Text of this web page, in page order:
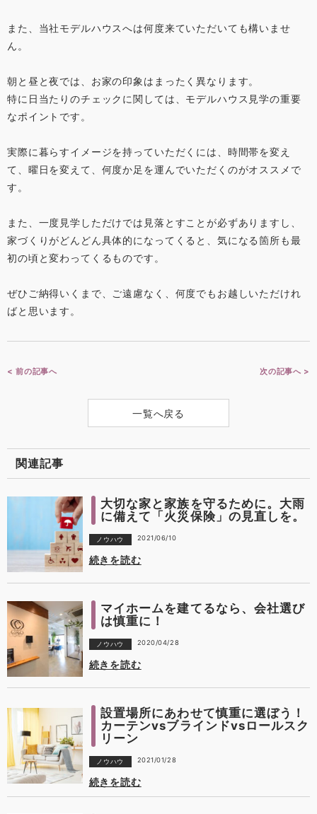
また、当社モデルハウスへは何度来ていただいても構いませ
ん。
朝と昼と夜では、お家の印象はまったく異なります。
特に日当たりのチェックに関しては、モデルハウス見学の重要
なポイントです。
実際に暮らすイメージを持っていただくには、時間帯を変え
て、曜日を変えて、何度か足を運んでいただくのがオススメで
す。
また、一度見学しただけでは見落とすことが必ずありますし、
家づくりがどんどん具体的になってくると、気になる箇所も最
初の頃と変わってくるものです。
ぜひご納得いくまで、ご遠慮なく、何度でもお越しいただけれ
ばと思います。
< 前の記事へ 次の記事へ >
一覧へ戻る
関連記事
大切な家と家族を守るために。大雨
に備えて「火災保険」の見直しを。
ノウハウ 2021/06/10
続きを読む
マイホームを建てるなら、会社選び
は慎重に！
ノウハウ 2020/04/28
続きを読む
設置場所にあわせて慎重に選ぼう！
カーテンvsブラインドvsロールスク
リーン
ノウハウ 2021/01/28
続きを読む